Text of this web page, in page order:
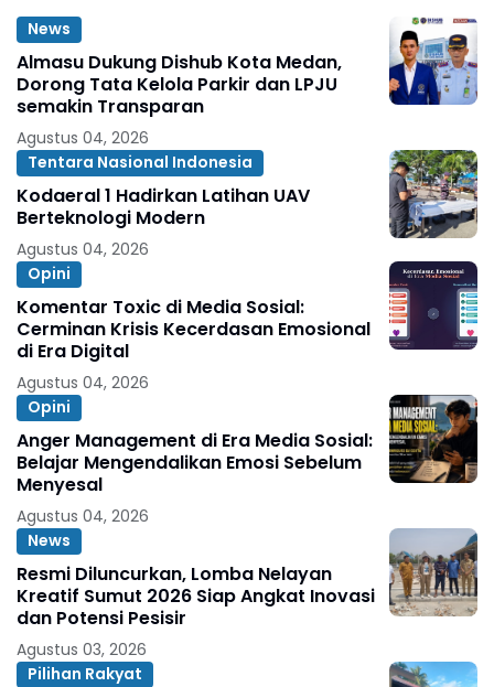
News
Almasu Dukung Dishub Kota Medan,
Dorong Tata Kelola Parkir dan LPJU
semakin Transparan
Agustus 04, 2026
Tentara Nasional Indonesia
Kodaeral 1 Hadirkan Latihan UAV
Berteknologi Modern
Agustus 04, 2026
Opini
Komentar Toxic di Media Sosial:
Cerminan Krisis Kecerdasan Emosional
di Era Digital
Agustus 04, 2026
Opini
Anger Management di Era Media Sosial:
Belajar Mengendalikan Emosi Sebelum
Menyesal
Agustus 04, 2026
News
Resmi Diluncurkan, Lomba Nelayan
Kreatif Sumut 2026 Siap Angkat Inovasi
dan Potensi Pesisir
Agustus 03, 2026
Pilihan Rakyat